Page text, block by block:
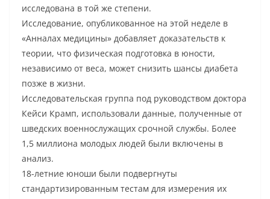
исследована в той же степени.
Исследование, опубликованное на этой неделе в
«Анналах медицины» добавляет доказательств к
теории, что физическая подготовка в юности,
независимо от веса, может снизить шансы диабета
позже в жизни.
Исследовательская группа под руководством доктора
Кейси Крамп, использовали данные, полученные от
шведских военнослужащих срочной службы. Более
1,5 миллиона молодых людей были включены в
анализ.
18-летние юноши были подвергнуты
стандартизированным тестам для измерения их